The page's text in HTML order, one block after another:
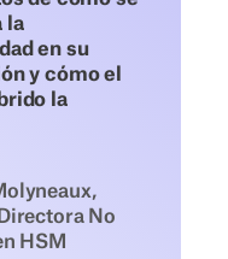
la
en su
y cómo el
la
No
HSM